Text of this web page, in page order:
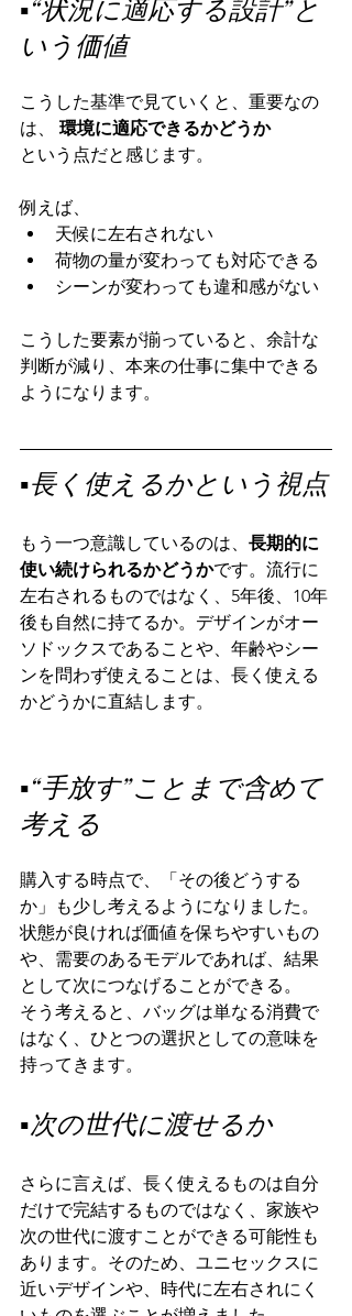
▪️“状況に適応する設計”と
いう価値
こうした基準で見ていくと、重要なの
は、 環境に適応できるかどうか
という点だと感じます。
例えば、
天候に左右されない
荷物の量が変わっても対応できる
シーンが変わっても違和感がない
こうした要素が揃っていると、余計な
判断が減り、本来の仕事に集中できる
ようになります。
▪️長く使えるかという視点
もう一つ意識しているのは、 長期的に
使い続けられるかどうかです。流行に
左右されるものではなく、5年後、10年
後も自然に持てるか。デザインがオー
ソドックスであることや、年齢やシー
ンを問わず使えることは、長く使える
かどうかに直結します。
▪️“手放す”ことまで含めて
考える
購入する時点で、「その後どうする
か」も少し考えるようになりました。
状態が良ければ価値を保ちやすいもの
や、需要のあるモデルであれば、結果
として次につなげることができる。
そう考えると、バッグは単なる消費で
はなく、ひとつの選択としての意味を
持ってきます。
▪️次の世代に渡せるか
さらに言えば、長く使えるものは自分
だけで完結するものではなく、家族や
次の世代に渡すことができる可能性も
あります。そのため、ユニセックスに
近いデザインや、時代に左右されにく